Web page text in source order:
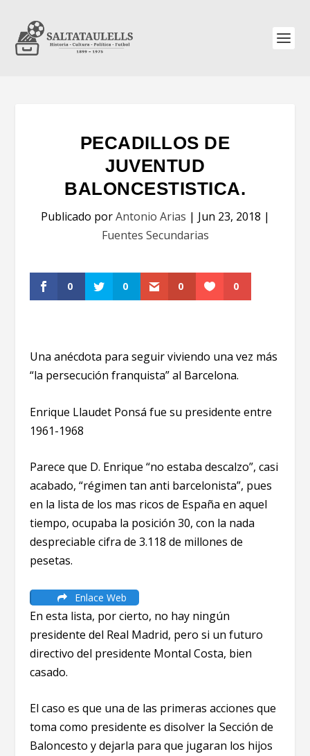
PECADILLOS DE
JUVENTUD
BALONCESTISTICA.
Publicado porAntonio Arias | Jun 23, 2018 |
Fuentes Secundarias
0 0 0 0
Una anécdota para seguir viviendo una vez más
“la persecución franquista” al Barcelona.
Enrique Llaudet Ponsá fue su presidente entre
1961-1968
Parece que D. Enrique “no estaba descalzo”, casi
acabado, “régimen tan anti barcelonista”, pues
en la lista de los mas ricos de España en aquel
tiempo, ocupaba la posición 30, con la nada
despreciable cifra de 3.118 de millones de
pesetas.
Enlace Web
En esta lista, por cierto, no hay ningún
presidente del Real Madrid, pero si un futuro
directivo del presidente Montal Costa, bien
casado.
El caso es que una de las primeras acciones que
toma como presidente es disolver la Sección de
Baloncesto y dejarla para que jugaran los hijos